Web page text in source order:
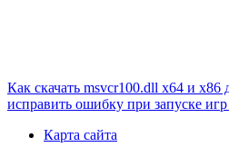
Как скачать msvcr100.dll x64 и x86
исправить ошибку при запуске
Карта сайта